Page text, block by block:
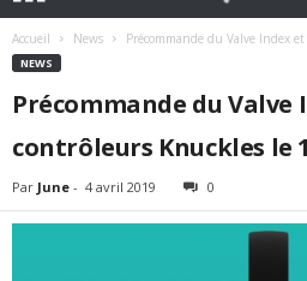
Accueil News Précommande du Valve Index
NEWS
Précommande du Valve
contrôleurs Knuckles le
Par June - 4 avril 2019 0